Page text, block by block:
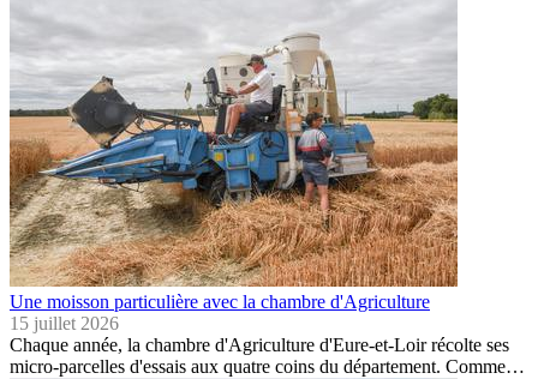
Une moisson particulière avec la chambre d'Agriculture
15 juillet 2026
Chaque année, la chambre d'Agriculture d'Eure-et-Loir récolte ses
micro-parcelles d'essais aux quatre coins du département. Comme…